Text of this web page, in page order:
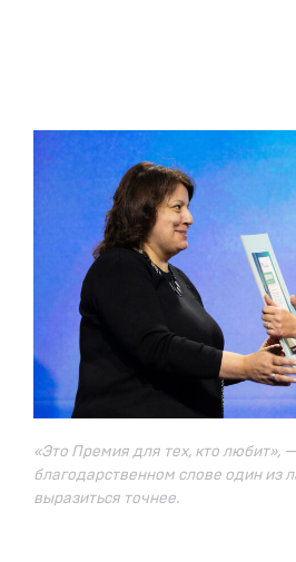
«Это Премия для тех, кто любит»,
благодарственном слове один из
выразиться точнее.